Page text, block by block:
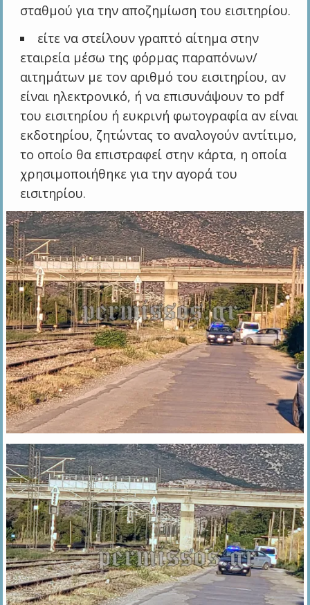
σταθμού για την αποζημίωση του εισιτηρίου.
είτε να στείλουν γραπτό αίτημα στην
εταιρεία μέσω της φόρμας παραπόνων/
αιτημάτων με τον αριθμό του εισιτηρίου, αν
είναι ηλεκτρονικό, ή να επισυνάψουν το pdf
του εισιτηρίου ή ευκρινή φωτογραφία αν είναι
εκδοτηρίου, ζητώντας το αναλογούν αντίτιμο,
το οποίο θα επιστραφεί στην κάρτα, η οποία
χρησιμοποιήθηκε για την αγορά του
εισιτηρίου.